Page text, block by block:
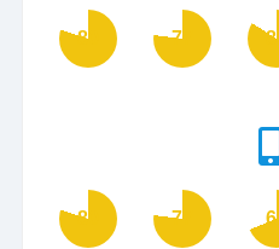
80 77 84
80 77 69